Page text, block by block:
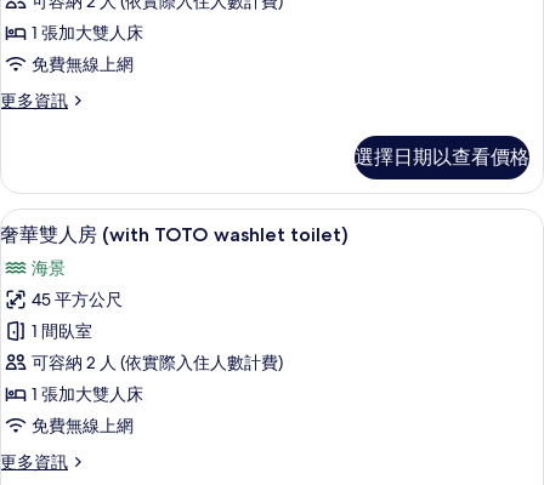
情
TOTO
washlet
toilet)
的
相
片
1 張加大雙人床
免費無線上網
更多資訊
更
(with
TOTO
washlet
的
詳
情
選擇日期以查看價格
顯
奢
華
雙
人
房
(with
TOTO
奢華雙人房 (with TOTO washlet
17
奢華雙人房 (with TOTO washlet toilet)
海景
45 平方公尺
1 間臥室
可容納 2 人 (依實際入住人數計費)
1 張加大雙人床
免費無線上網
更多資訊
更